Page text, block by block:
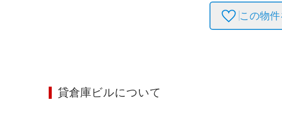
この物
貸倉庫ビルについて